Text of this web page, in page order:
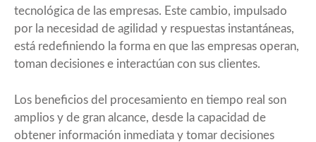
tecnológica de las empresas. Este cambio, impulsado
por la necesidad de agilidad y respuestas instantáneas,
está redefiniendo la forma en que las empresas operan,
toman decisiones e interactúan con sus clientes.
Los beneficios del procesamiento en tiempo real son
amplios y de gran alcance, desde la capacidad de
obtener información inmediata y tomar decisiones